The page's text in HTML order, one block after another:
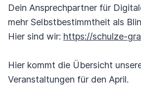
Dein Ansprechpartner für
mehr Selbstbestimmtheit als
Hier sind wir: https://schulze-
Hier kommt die Übersicht
Veranstaltungen für den April.